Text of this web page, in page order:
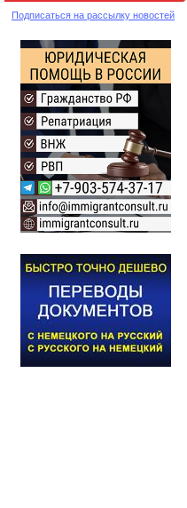
Подписаться на рассылку новостей